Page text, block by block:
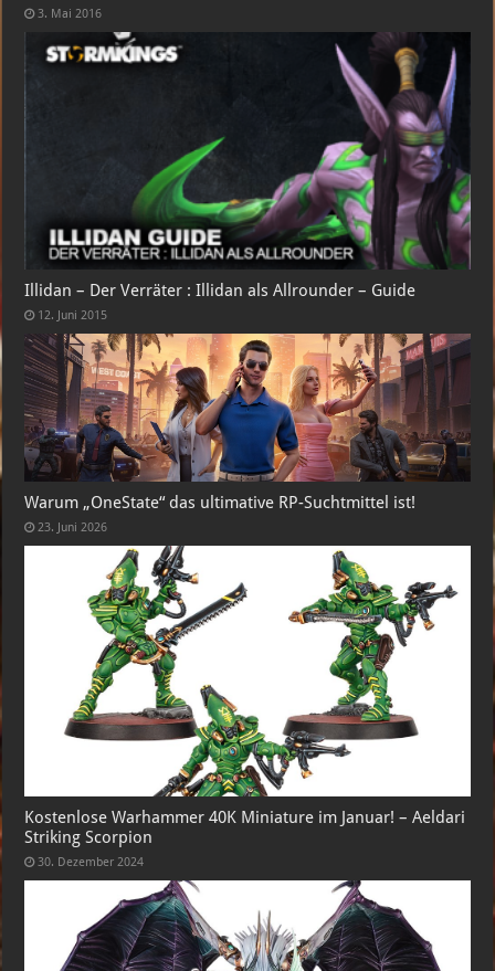
3. Mai 2016
Illidan – Der Verräter : Illidan als Allrounder – Guide
12. Juni 2015
Warum „OneState“ das ultimative RP-Suchtmittel ist!
23. Juni 2026
Kostenlose Warhammer 40K Miniature im Januar! – Aeldari
Striking Scorpion
30. Dezember 2024